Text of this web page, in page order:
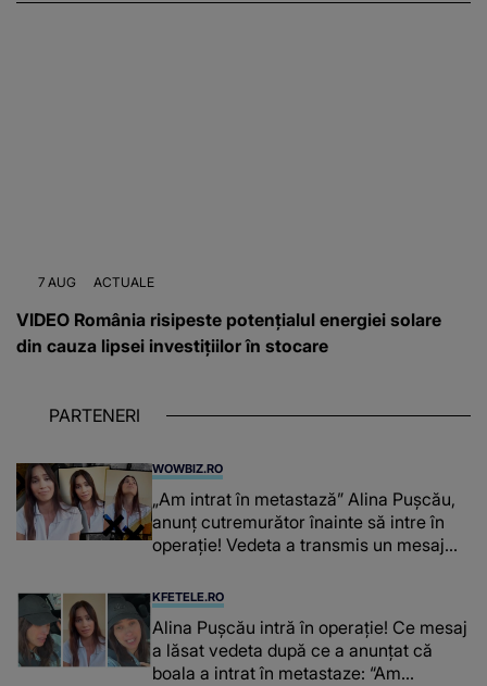
7 AUG ACTUALE
VIDEO România risipeste potențialul energiei solare
din cauza lipsei investițiilor în stocare
PARTENERI
WOWBIZ.RO
„Am intrat în metastază” Alina Pușcău,
anunț cutremurător înainte să intre în
operație! Vedeta a transmis un mesaj
KFETELE.RO
Alina Pușcău intră în operație! Ce mesaj
a lăsat vedeta după ce a anunțat că
boala a intrat în metastaze: “Am